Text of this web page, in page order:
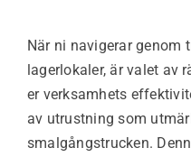
När ni navigerar genom
lagerlokaler, är valet av
er verksamhets
av utrustning som
smalgångstrucken.